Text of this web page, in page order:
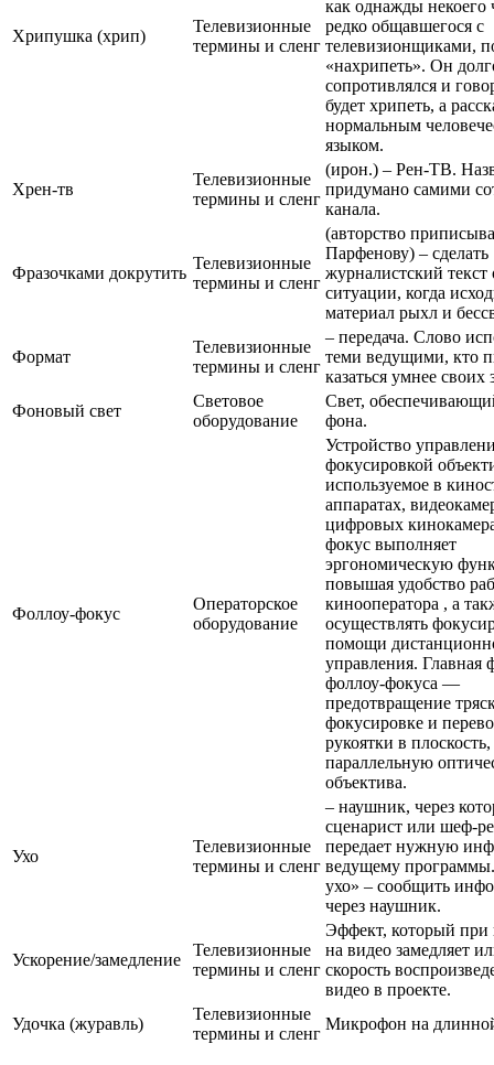
Хрипушка (хрип)
Телевизионные
термины и сленг
как однажды некоего
редко общавшегося с
телевизионщиками,
«нахрипеть». Он
сопротивлялся и
будет хрипеть, а
нормальным
языком.
Хрен-тв
Телевизионные
термины и сленг
(ирон.) – Рен-ТВ.
придумано самими
канала.
Фразочками докрутить
Телевизионные
термины и сленг
(авторство
Парфенову) – сделать
журналистский текст
ситуации, когда
материал рыхл и
Формат
Телевизионные
термины и сленг
– передача. Слово
теми ведущими, кто
казаться умнее своих
Фоновый свет
Световое
оборудование
Свет,
фона.
Фоллоу-фокус
Операторское
оборудование
Устройство
фокусировкой
используемое в
аппаратах,
цифровых
фокус выполняет
эргономическую
повышая удобство
кинооператора , а
осуществлять
помощи
управления. Главная
фоллоу-фокуса —
предотвращение
фокусировке и
рукоятки в плоскость,
параллельную
объектива.
Ухо
Телевизионные
термины и сленг
– наушник, через
сценарист или шеф-
передает нужную
ведущему
ухо» – сообщить
через наушник.
Ускорение/замедление
Телевизионные
термины и сленг
Эффект, который при
на видео замедляет
скорость
видео в проекте.
Удочка (журавль)
Телевизионные
термины и сленг
Микрофон на